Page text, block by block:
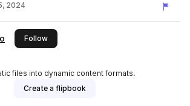
2024
Followthis publisher
files into dynamic content formats.
Create a flipbook